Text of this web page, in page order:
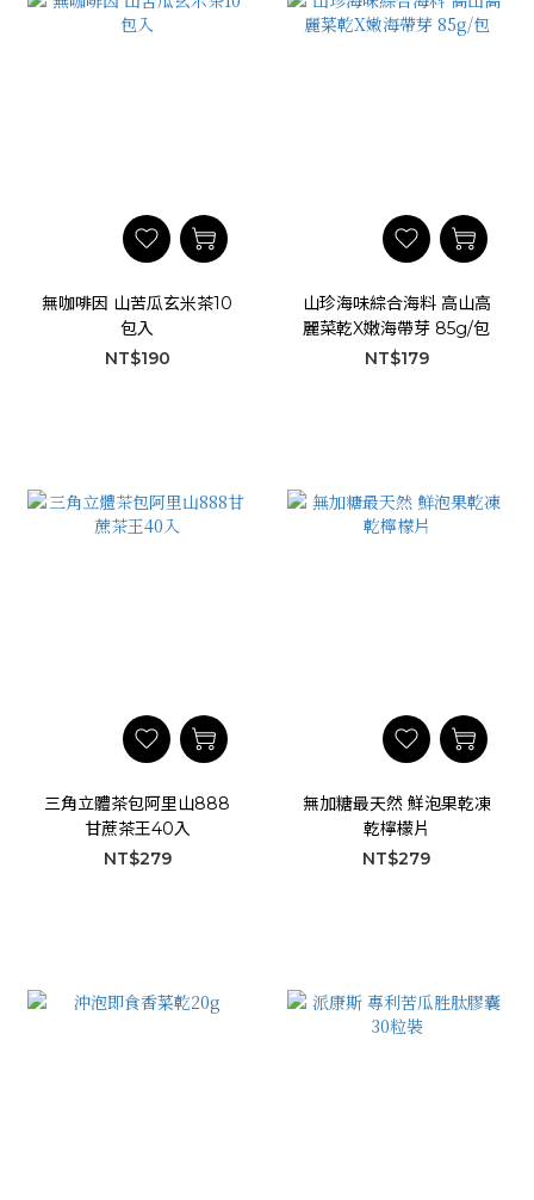
無咖啡因 山苦瓜玄米茶10
包入
NT$190
山珍海味綜合海料 高山高
麗菜乾X嫩海帶芽 85g/包
NT$179
三角立體茶包阿里山888
甘蔗茶王40入
NT$279
無加糖最天然 鮮泡果乾凍
乾檸檬片
NT$279